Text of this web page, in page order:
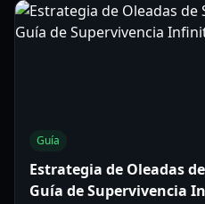
Guía
Estrategia de Oleadas
Guía de Supervivencia